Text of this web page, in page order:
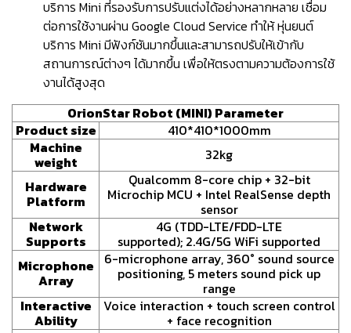
บริการ Mini ที่รองรับการปรับแต่งได้อย่างหลากหลาย เชื่อม
ต่อการใช้งานผ่าน Google Cloud Service ทำให้ หุ่นยนต์
บริการ Mini มีฟังก์ชันมากขึ้นและสามารถปรับให้เข้ากับ
สถานการณ์ต่างๆ ได้มากขึ้น เพื่อให้ตรงตามความต้องการใช้
งานได้สูงสุด
OrionStar Robot (MINI) Parameter
Product size
410*410*1000mm
Machine
weight
32kg
Hardware
Platform
Qualcomm 8-core chip + 32-bit
Microchip MCU + Intel RealSense depth
sensor
Network
Supports
4G (TDD-LTE/FDD-LTE
supported); 2.4G/5G WiFi supported
Microphone
Array
6-microphone array, 360° sound source
positioning, 5 meters sound pick up
range
Interactive
Ability
Voice interaction + touch screen control
+ face recognition